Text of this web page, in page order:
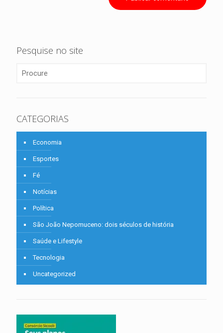
Pesquise no site
CATEGORIAS
Economia
Esportes
Fé
Notícias
Política
São João Nepomuceno: dois séculos de história
Saúde e Lifestyle
Tecnologia
Uncategorized